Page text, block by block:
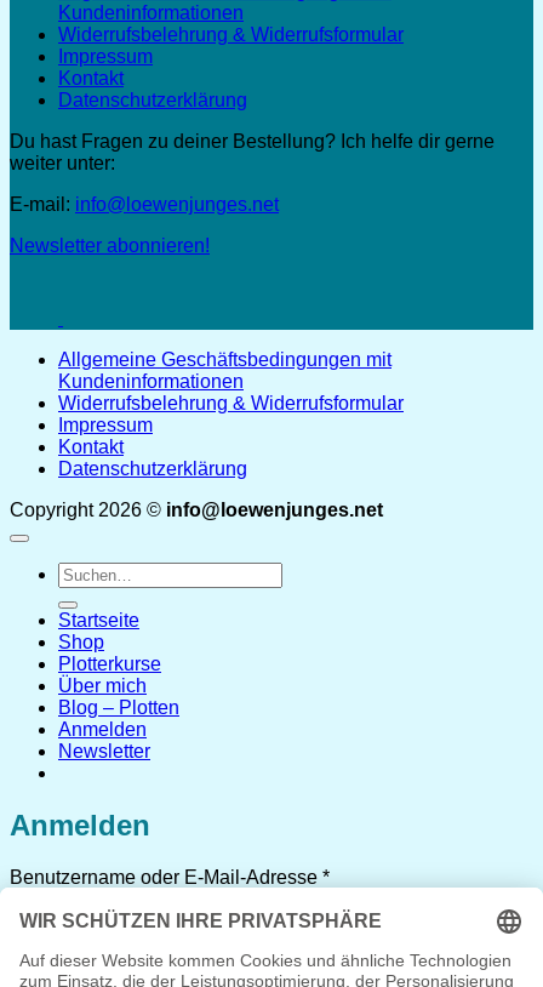
Kundeninformationen
Widerrufsbelehrung & Widerrufsformular
Impressum
Kontakt
Datenschutzerklärung
Du hast Fragen zu deiner Bestellung? Ich helfe dir gerne
weiter unter:
E-mail: info@loewenjunges.net
Newsletter abonnieren!
Allgemeine Geschäftsbedingungen mit
Kundeninformationen
Widerrufsbelehrung & Widerrufsformular
Impressum
Kontakt
Datenschutzerklärung
Copyright 2026 © info@loewenjunges.net
Suchen
nach:
Startseite
Shop
Plotterkurse
Über mich
Blog – Plotten
Anmelden
Newsletter
Anmelden
Benutzername oder E-Mail-Adresse *Erforderlich